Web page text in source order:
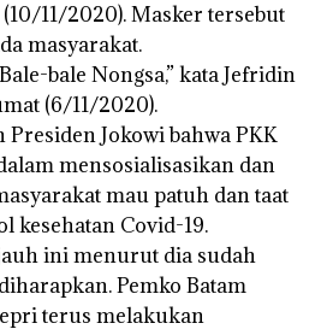
11/2020). Masker tersebut
masyarakat.
bale Nongsa,” kata Jefridin
(6/11/2020).
Presiden Jokowi bahwa PKK
mensosialisasikan dan
mau patuh dan taat
kesehatan Covid-19.
ini menurut dia sudah
Pemko Batam
terus melakukan